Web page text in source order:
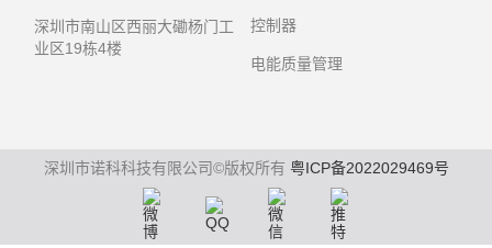
深圳市南山区西丽大磡杨门工
业区19栋4楼
控制器
电能质量管理
深圳市诺科科技有限公司©版权所有 粤ICP备2022029469号